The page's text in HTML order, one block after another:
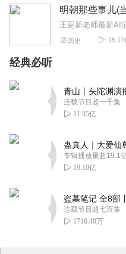
明朝那些事儿(
历史 15.17
经典必听
连载节目超一千集
11.35亿
专辑播放量超19.1
19.10亿
连载节目超七百集
1710.40万